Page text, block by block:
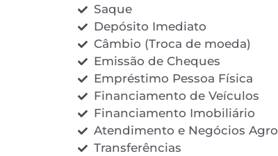
Saque
Depósito Imediato
Câmbio (Troca de moeda)
Emissão de Cheques
Empréstimo Pessoa Física
Financiamento de Veículos
Financiamento Imobiliário
Atendimento e Negócios Agro
Transferências